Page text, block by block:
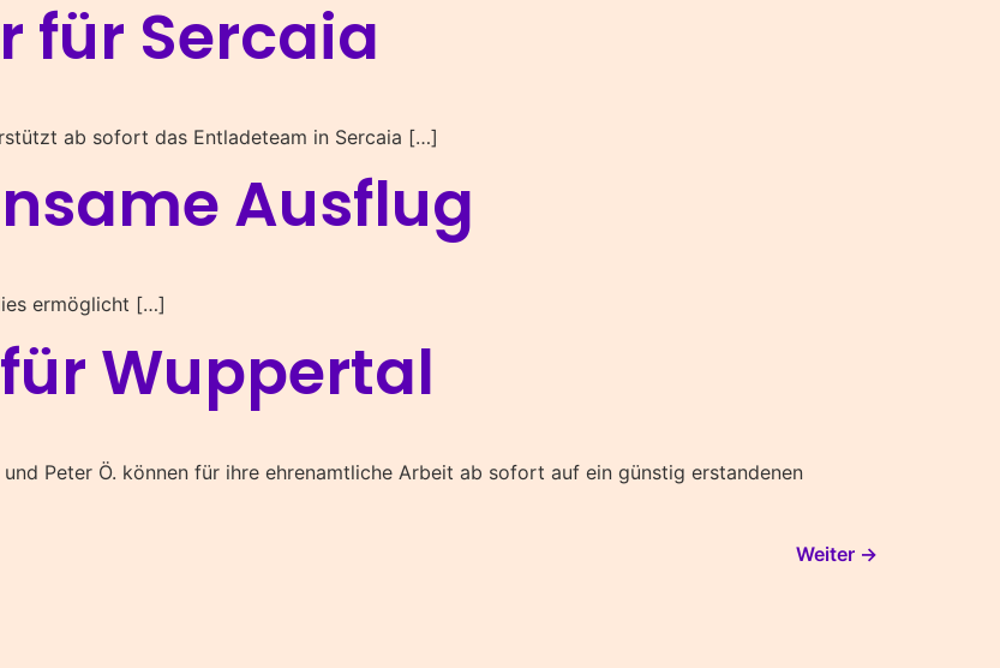
für Sercaia
ab sofort das Entladeteam in Sercaia […]
Ausflug
ermöglicht […]
Wuppertal
Peter Ö. können für ihre ehrenamtliche Arbeit ab sofort auf ein günstig erstandenen
Weiter →